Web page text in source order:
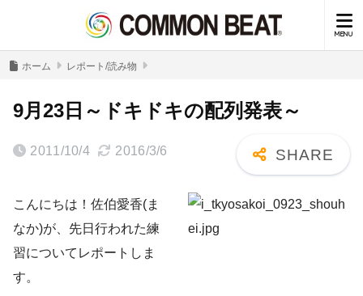
ホーム レポート/読み物
9月23日～ドキドキの配列発表～
2011/10/4 2016/3/6
こんにちは！佐伯愛香(ま
なか)が、先日行われた練
習についてレポートしま
す。